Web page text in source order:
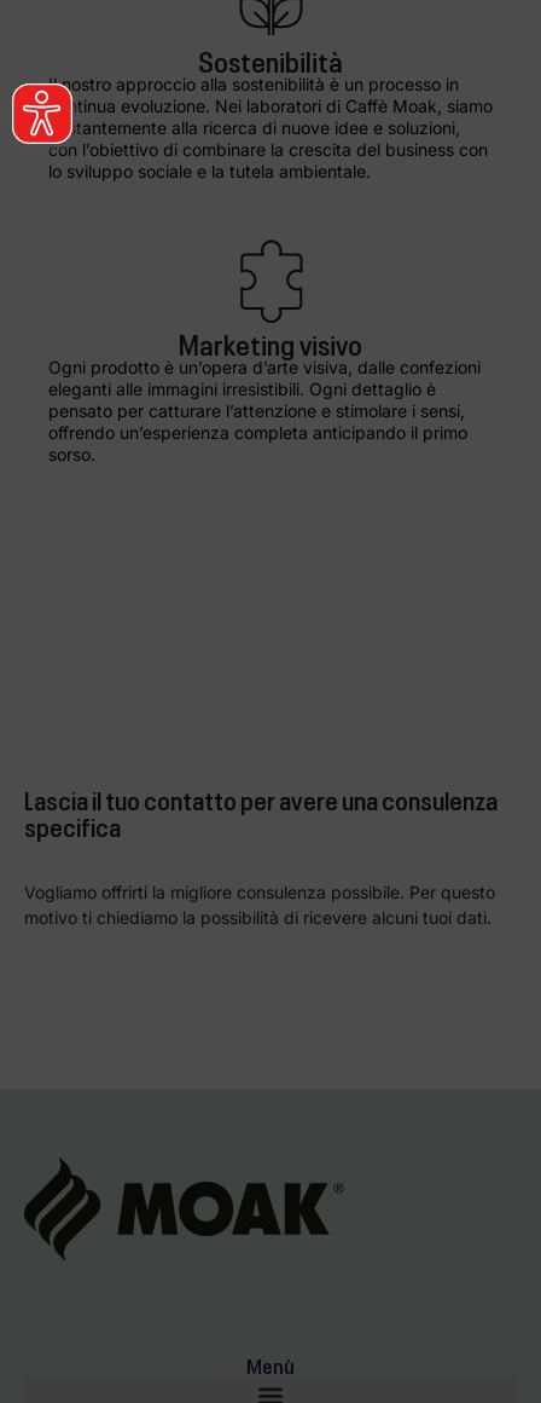
Sostenibilità
Il nostro approccio alla sostenibilità è un processo in
continua evoluzione. Nei laboratori di Caffè Moak, siamo
costantemente alla ricerca di nuove idee e soluzioni,
con l’obiettivo di combinare la crescita del business con
lo sviluppo sociale e la tutela ambientale.
Marketing visivo
Ogni prodotto è un’opera d’arte visiva, dalle confezioni
eleganti alle immagini irresistibili. Ogni dettaglio è
pensato per catturare l’attenzione e stimolare i sensi,
offrendo un’esperienza completa anticipando il primo
sorso.
Lascia il tuo contatto per avere una consulenza
specifica
Vogliamo offrirti la migliore consulenza possibile. Per questo
motivo ti chiediamo la possibilità di ricevere alcuni tuoi dati.
Menù